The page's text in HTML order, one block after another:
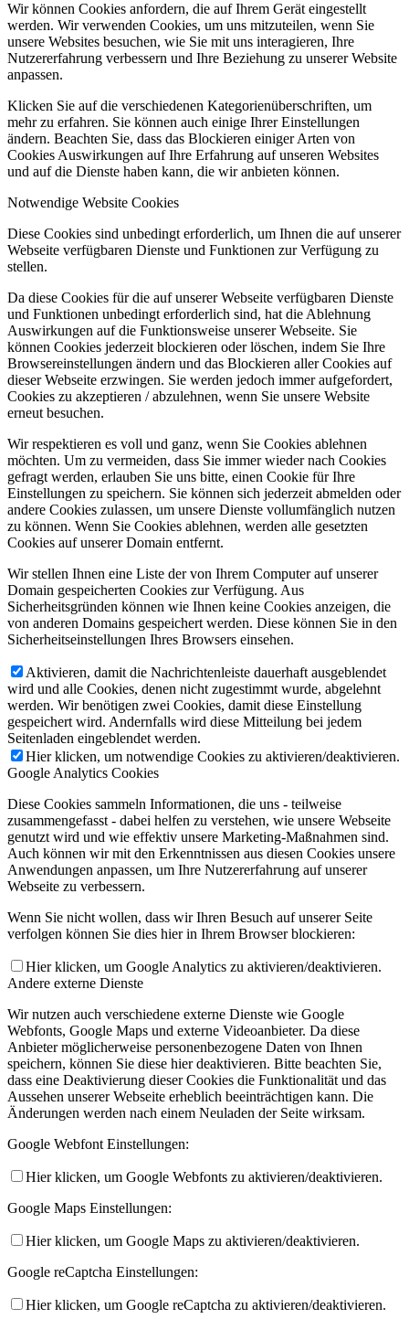
Wir können Cookies anfordern, die auf Ihrem Gerät eingestellt
werden. Wir verwenden Cookies, um uns mitzuteilen, wenn Sie
unsere Websites besuchen, wie Sie mit uns interagieren, Ihre
Nutzererfahrung verbessern und Ihre Beziehung zu unserer Website
anpassen.
Klicken Sie auf die verschiedenen Kategorienüberschriften, um
mehr zu erfahren. Sie können auch einige Ihrer Einstellungen
ändern. Beachten Sie, dass das Blockieren einiger Arten von
Cookies Auswirkungen auf Ihre Erfahrung auf unseren Websites
und auf die Dienste haben kann, die wir anbieten können.
Notwendige Website Cookies
Diese Cookies sind unbedingt erforderlich, um Ihnen die auf unserer
Webseite verfügbaren Dienste und Funktionen zur Verfügung zu
stellen.
Da diese Cookies für die auf unserer Webseite verfügbaren Dienste
und Funktionen unbedingt erforderlich sind, hat die Ablehnung
Auswirkungen auf die Funktionsweise unserer Webseite. Sie
können Cookies jederzeit blockieren oder löschen, indem Sie Ihre
Browsereinstellungen ändern und das Blockieren aller Cookies auf
dieser Webseite erzwingen. Sie werden jedoch immer aufgefordert,
Cookies zu akzeptieren / abzulehnen, wenn Sie unsere Website
erneut besuchen.
Wir respektieren es voll und ganz, wenn Sie Cookies ablehnen
möchten. Um zu vermeiden, dass Sie immer wieder nach Cookies
gefragt werden, erlauben Sie uns bitte, einen Cookie für Ihre
Einstellungen zu speichern. Sie können sich jederzeit abmelden oder
andere Cookies zulassen, um unsere Dienste vollumfänglich nutzen
zu können. Wenn Sie Cookies ablehnen, werden alle gesetzten
Cookies auf unserer Domain entfernt.
Wir stellen Ihnen eine Liste der von Ihrem Computer auf unserer
Domain gespeicherten Cookies zur Verfügung. Aus
Sicherheitsgründen können wie Ihnen keine Cookies anzeigen, die
von anderen Domains gespeichert werden. Diese können Sie in den
Sicherheitseinstellungen Ihres Browsers einsehen.
Aktivieren, damit die Nachrichtenleiste dauerhaft ausgeblendet
wird und alle Cookies, denen nicht zugestimmt wurde, abgelehnt
werden. Wir benötigen zwei Cookies, damit diese Einstellung
gespeichert wird. Andernfalls wird diese Mitteilung bei jedem
Seitenladen eingeblendet werden.
Hier klicken, um notwendige Cookies zu aktivieren/deaktivieren.
Google Analytics Cookies
Diese Cookies sammeln Informationen, die uns - teilweise
zusammengefasst - dabei helfen zu verstehen, wie unsere Webseite
genutzt wird und wie effektiv unsere Marketing-Maßnahmen sind.
Auch können wir mit den Erkenntnissen aus diesen Cookies unsere
Anwendungen anpassen, um Ihre Nutzererfahrung auf unserer
Webseite zu verbessern.
Wenn Sie nicht wollen, dass wir Ihren Besuch auf unserer Seite
verfolgen können Sie dies hier in Ihrem Browser blockieren:
Hier klicken, um Google Analytics zu aktivieren/deaktivieren.
Andere externe Dienste
Wir nutzen auch verschiedene externe Dienste wie Google
Webfonts, Google Maps und externe Videoanbieter. Da diese
Anbieter möglicherweise personenbezogene Daten von Ihnen
speichern, können Sie diese hier deaktivieren. Bitte beachten Sie,
dass eine Deaktivierung dieser Cookies die Funktionalität und das
Aussehen unserer Webseite erheblich beeinträchtigen kann. Die
Änderungen werden nach einem Neuladen der Seite wirksam.
Google Webfont Einstellungen:
Hier klicken, um Google Webfonts zu aktivieren/deaktivieren.
Google Maps Einstellungen:
Hier klicken, um Google Maps zu aktivieren/deaktivieren.
Google reCaptcha Einstellungen:
Hier klicken, um Google reCaptcha zu aktivieren/deaktivieren.